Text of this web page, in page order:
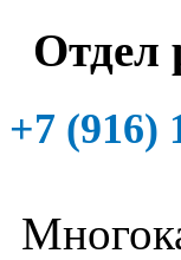
Отдел
+7 (916)